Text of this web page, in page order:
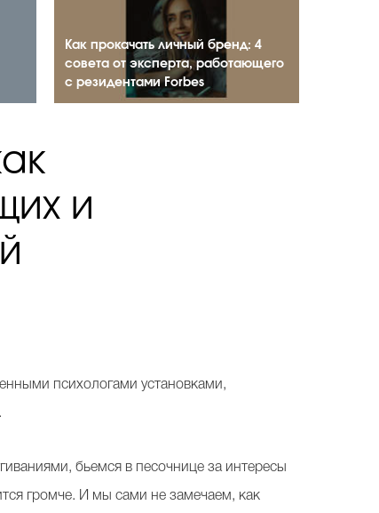
Как прокачать личный бренд: 4
совета от эксперта, работающего
с резидентами Forbes
и
психологами установками,
бьемся в песочнице за интересы
громче. И мы сами не замечаем, как